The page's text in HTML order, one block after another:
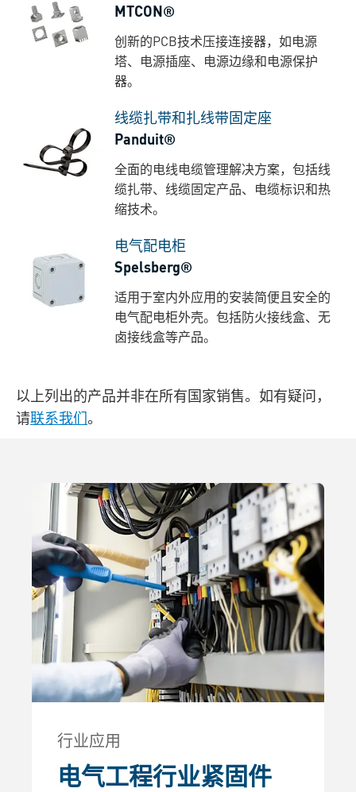
MTCON®
创新的PCB技术压接连接器，如电源
塔、电源插座、电源边缘和电源保护
器。
线缆扎带和扎线带固定座
Panduit®
全面的电线电缆管理解决方案，包括线
缆扎带、线缆固定产品、电缆标识和热
缩技术。
电气配电柜
Spelsberg®
适用于室内外应用的安装简便且安全的
电气配电柜外壳。包括防火接线盒、无
卤接线盒等产品。
以上列出的产品并非在所有国家销售。如有疑问，
请联系我们。
行业应用
电气工程行业紧固件